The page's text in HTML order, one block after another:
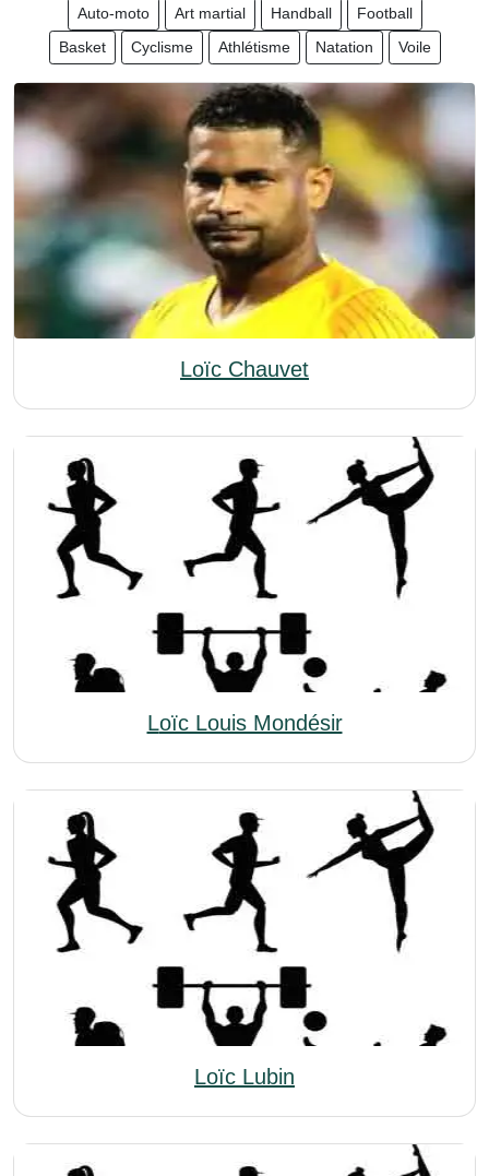
Auto-moto Art martial Handball
Football
Basket
Cyclisme Athlétisme Natation Voile
Loïc Chauvet
Loïc Louis Mondésir
Loïc Lubin